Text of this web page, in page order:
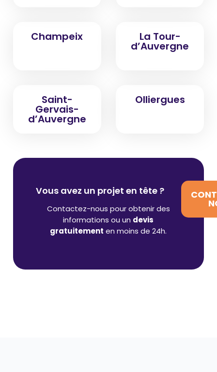
Champeix La Tour-
d’Auvergne
Saint-
Gervais-
d’Auvergne
Olliergues
Vous avez un projet en tête ?
Contactez-nous pour obtenir des
informations ou un devis
gratuitement en moins de 24h.